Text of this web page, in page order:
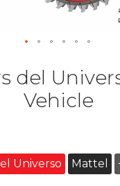
del
Vehicle
Universo Mattel